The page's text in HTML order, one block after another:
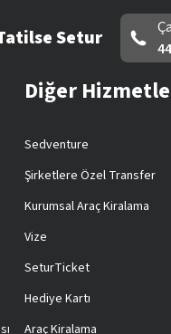
Setur
Diğer
Sedventure
Şirketlere Özel Transfer
Kurumsal Araç Kiralama
Vize
SeturTicket
Hediye Kartı
Araç Kiralama